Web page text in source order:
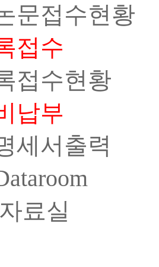
문접수현황
접수
접수현황
납부
세서출력
료실